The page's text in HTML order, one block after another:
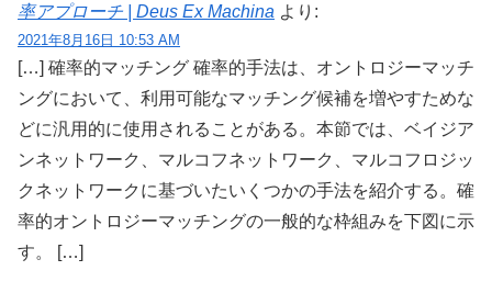
率アプローチ | Deus Ex Machina より:
2021年8月16日 10:53 AM
[…] 確率的マッチング 確率的手法は、オントロジーマッチ
ングにおいて、利用可能なマッチング候補を増やすためな
どに汎用的に使用されることがある。本節では、ベイジア
ンネットワーク、マルコフネットワーク、マルコフロジッ
クネットワークに基づいたいくつかの手法を紹介する。確
率的オントロジーマッチングの一般的な枠組みを下図に示
す。 […]